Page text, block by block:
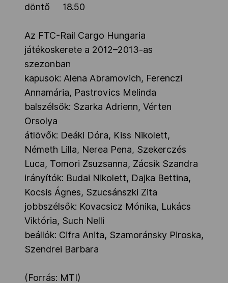
döntő 18.50
Az FTC-Rail Cargo Hungaria
játékoskerete a 2012–2013-as
szezonban
kapusok: Alena Abramovich, Ferenczi
Annamária, Pastrovics Melinda
balszélsők: Szarka Adrienn, Vérten
Orsolya
átlövők: Deáki Dóra, Kiss Nikolett,
Németh Lilla, Nerea Pena, Szekerczés
Luca, Tomori Zsuzsanna, Zácsik Szandra
irányítók: Budai Nikolett, Dajka Bettina,
Kocsis Ágnes, Szucsánszki Zita
jobbszélsők: Kovacsicz Mónika, Lukács
Viktória, Such Nelli
beállók: Cifra Anita, Szamoránsky Piroska,
Szendrei Barbara
(Forrás: MTI)